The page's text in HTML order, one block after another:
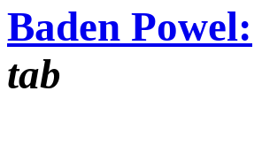
Baden Powel:
tab